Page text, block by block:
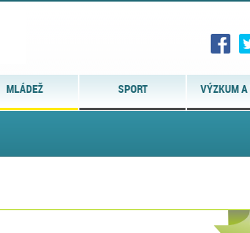
MLÁDEŽ SPORT VÝZKUM